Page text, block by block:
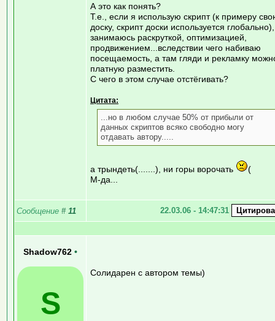
А это как понять?
Т.е., если я использую скрипт (к примеру
доску, скрипт доски используется глобально),
занимаюсь раскруткой, оптимизацией,
продвижением...вследствии чего набиваю
посещаемость, а там гляди и рекламку
платную разместить.
С чего в этом случае отстёгивать?
Цитата:
...но в любом случае 50% от прибыли от
данных скриптов всяко свободно могу
отдавать автору.....
а трындеть(.......), ни горы ворочать
(
М-да...
Сообщение # 11 22.03.06 - 14:47:31
Shadow762 •
S
Солидарен с автором темы)